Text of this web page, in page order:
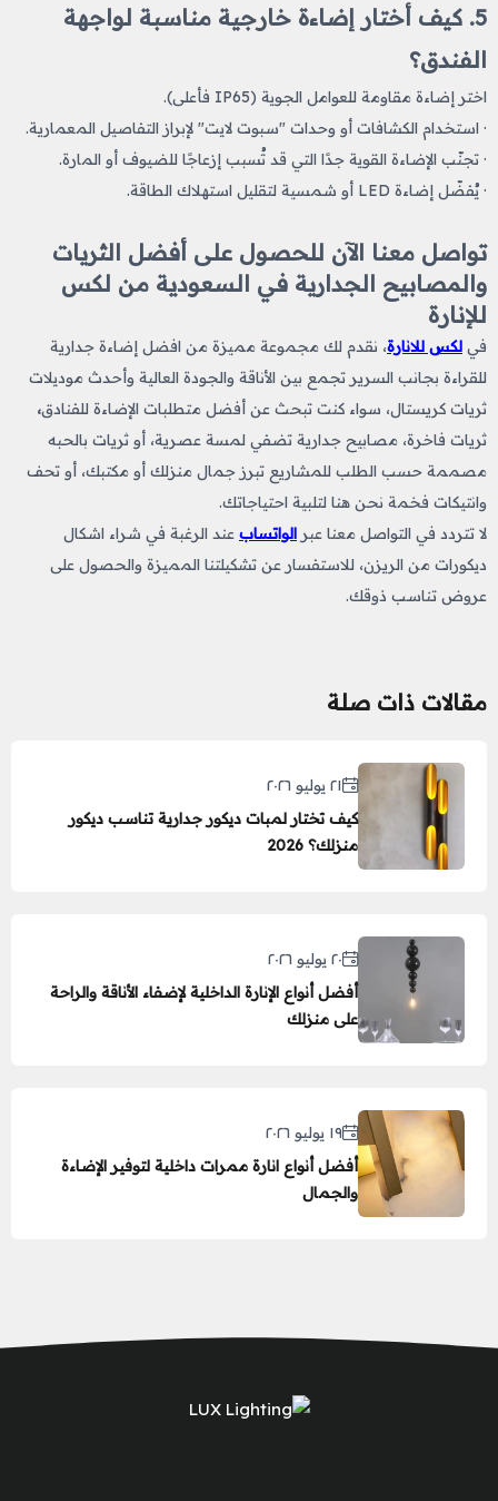
5. كيف أختار إضاءة خارجية مناسبة لواجهة
الفندق؟
اختر إضاءة مقاومة للعوامل الجوية (IP65 فأعلى).
· استخدام الكشافات أو وحدات "سبوت لايت" لإبراز التفاصيل المعمارية.
· تجنّب الإضاءة القوية جدًا التي قد تُسبب إزعاجًا للضيوف أو المارة.
· يُفضّل إضاءة LED أو شمسية لتقليل استهلاك الطاقة.
تواصل معنا الآن للحصول على أفضل الثريات
والمصابيح الجدارية في السعودية من لكس
للإنارة
في لكس للانارة، نقدم لك مجموعة مميزة من افضل إضاءة جدارية
للقراءة بجانب السرير تجمع بين الأناقة والجودة العالية وأحدث موديلات
ثريات كريستال، سواء كنت تبحث عن أفضل متطلبات الإضاءة للفنادق،
ثريات فاخرة، مصابيح جدارية تضفي لمسة عصرية، أو ثريات بالحبه
مصممة حسب الطلب للمشاريع تبرز جمال منزلك أو مكتبك، أو تحف
وانتيكات فخمة نحن هنا لتلبية احتياجاتك.
لا تتردد في التواصل معنا عبر الواتساب عند الرغبة في شراء اشكال
ديكورات من الريزن​، للاستفسار عن تشكيلتنا المميزة والحصول على
عروض تناسب ذوقك.
مقالات ذات صلة
٢١ يوليو ٢٠٢٦
كيف تختار لمبات ديكور جدارية تناسب ديكور
منزلك؟ 2026
٢٠ يوليو ٢٠٢٦
أفضل أنواع الإنارة الداخلية لإضفاء الأناقة والراحة
على منزلك
١٩ يوليو ٢٠٢٦
أفضل أنواع انارة ممرات داخلية لتوفير الإضاءة
والجمال